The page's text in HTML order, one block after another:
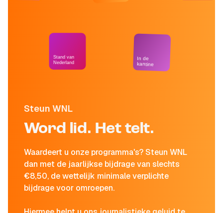
Steun WNL
Word lid. Het telt.
Waardeert u onze programma's? Steun WNL
dan met de jaarlijkse bijdrage van slechts
€8,50, de wettelijk minimale verplichte
bijdrage voor omroepen.
Stand van
Nederland
In de
kantine